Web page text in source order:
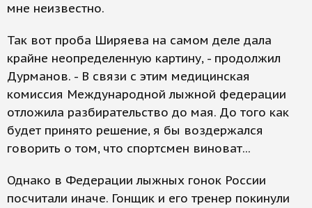
мне неизвестно.
Так вот проба Ширяева на самом деле дала
крайне неопределенную картину, - продолжил
Дурманов. - В связи с этим медицинская
комиссия Международной лыжной федерации
отложила разбирательство до мая. До того как
будет принято решение, я бы воздержался
говорить о том, что спортсмен виноват...
Однако в Федерации лыжных гонок России
посчитали иначе. Гонщик и его тренер покинули